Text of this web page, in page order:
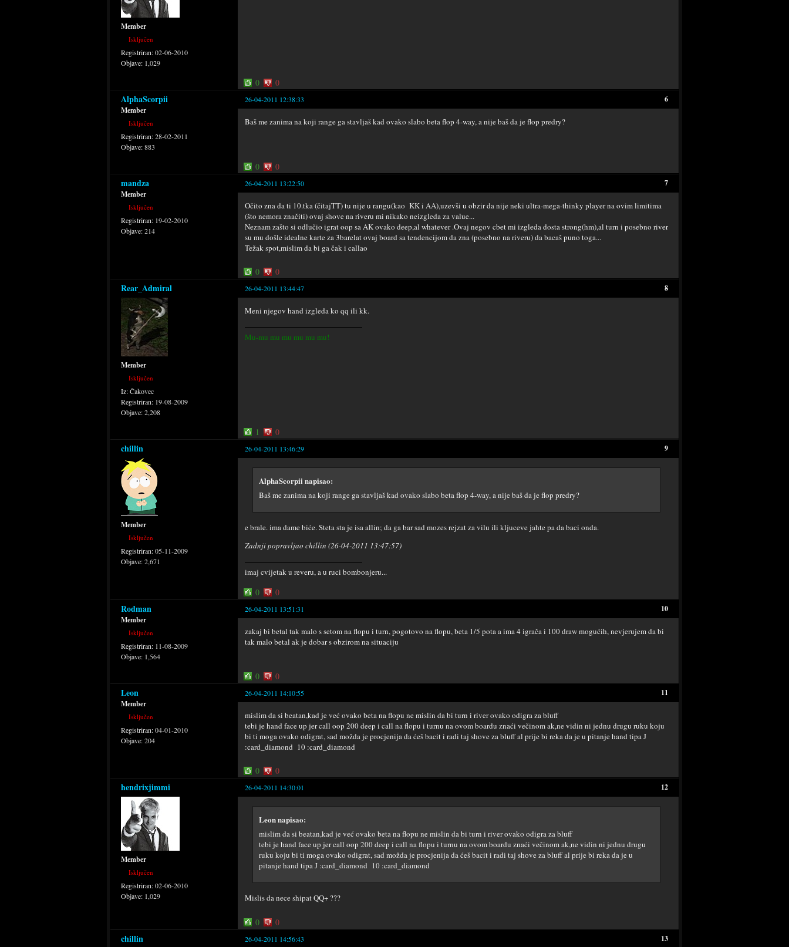
Member
Isključen
Registriran:02-06-2010
Objave: 1,029
0 0
6
AlphaScorpii 26-04-2011 12:38:33
Member
Isključen
Registriran:28-02-2011
Objave:883
Baš me zanima na koji range ga stavljaš kad ovako slabo beta flop 4-way, a nije baš da je flop predry?
0 0
7
mandza 26-04-2011 13:22:50
Member
Isključen
Registriran: 19-02-2010
Objave:214
Očito zna da ti 10.tka (čitajTT) tu nije u rangu(kao KK i AA),uzevši u obzir da nije neki ultra-mega-thinky player na ovim limitima
(što nemora značiti) ovaj shove na riveru mi nikako neizgleda za value...
Neznam zašto si odlučio igrat oop sa AK ovako deep,al whatever .Ovaj negov cbet mi izgleda dosta strong(hm),al turn i posebno river
su mu došle idealne karte za 3barelat ovaj board sa tendencijom da zna (posebno na riveru) da bacaš puno toga...
Težak spot,mislim da bi ga čak i callao
0 0
8
Rear_Admiral 26-04-2011 13:44:47
Member
Isključen
Iz:Čakovec
Registriran: 19-08-2009
Objave:2,208
Meni njegov hand izgleda ko qq ili kk.
Mu-mu mu mu mu mu mu!
1 0
9
chillin 26-04-2011 13:46:29
Member
Isključen
Registriran:05-11-2009
Objave:2,671
AlphaScorpii napisao:
Baš me zanima na koji range ga stavljaš kad ovako slabo beta flop 4-way, a nije baš da je flop predry?
e brale. ima dame biće. Steta sta je isa allin; da ga bar sad mozes rejzat za vilu ili kljuceve jahte pa da baci onda.
Zadnji popravljao chillin (26-04-2011 13:47:57)
imaj cvijetak u reveru, a u ruci bombonjeru...
0 0
10
Rodman 26-04-2011 13:51:31
Member
Isključen
Registriran: 11-08-2009
Objave: 1,564
zakaj bi betal tak malo s setom na flopu i turn, pogotovo na flopu, beta 1/5 pota a ima 4 igrača i 100 draw mogućih, nevjerujem da bi
tak malo betal ak je dobar s obzirom na situaciju
0 0
11
Leon 26-04-2011 14:10:55
Member
Isključen
Registriran:04-01-2010
Objave:204
mislim da si beatan,kad je već ovako beta na flopu ne mislin da bi turn i river ovako odigra za bluff
tebi je hand face up jer call oop 200 deep i call na flopu i turnu na ovom boardu znaći večinom ak,ne vidin ni jednu drugu ruku koju
bi ti moga ovako odigrat, sad možda je procjenija da ćeš bacit i radi taj shove za bluff al prije bi reka da je u pitanje hand tipa J
:card_diamond 10 :card_diamond
0 0
12
hendrixjimmi 26-04-2011 14:30:01
Member
Isključen
Registriran:02-06-2010
Objave: 1,029
Leon napisao:
mislim da si beatan,kad je već ovako beta na flopu ne mislin da bi turn i river ovako odigra za bluff
tebi je hand face up jer call oop 200 deep i call na flopu i turnu na ovom boardu znaći večinom ak,ne vidin ni jednu drugu
ruku koju bi ti moga ovako odigrat, sad možda je procjenija da ćeš bacit i radi taj shove za bluff al prije bi reka da je u
pitanje hand tipa J :card_diamond 10 :card_diamond
Mislis da nece shipat QQ+ ???
0 0
13
chillin 26-04-2011 14:56:43